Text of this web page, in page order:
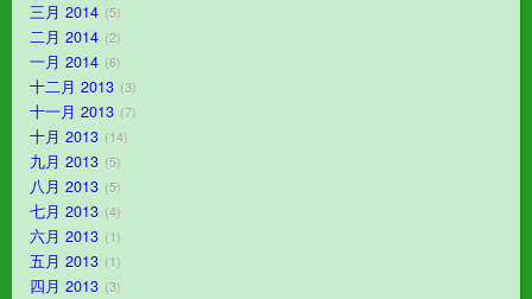
三月 2014 5
二月 2014 2
一月 2014 6
十二月 2013 3
十一月 2013 7
十月 2013 14
九月 2013 5
八月 2013 5
七月 2013 4
六月 2013 1
五月 2013 1
四月 2013 3